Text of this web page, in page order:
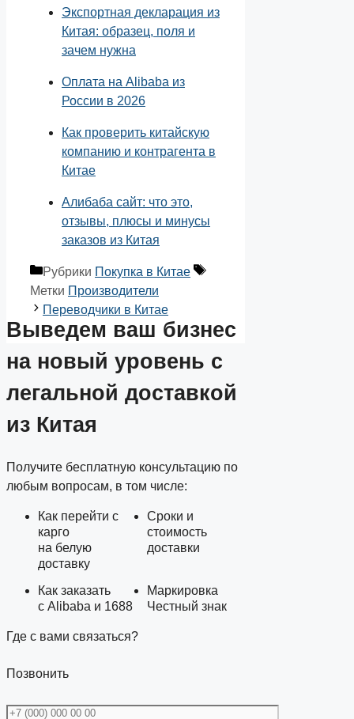
Экспортная декларация из
Китая: образец, поля и
зачем нужна
Оплата на Alibaba из
России в 2026
Как проверить китайскую
компанию и контрагента в
Китае
Алибаба сайт: что это,
отзывы, плюсы и минусы
заказов из Китая
Рубрики Покупка в Китае
Метки Производители
Переводчики в Китае
Выведем ваш бизнес
на новый уровень с
легальной доставкой
из Китая
Получите бесплатную консультацию по
любым вопросам, в том числе:
Как перейти с
карго
на белую
доставку
Сроки и
стоимость
доставки
Как заказать
с Alibaba и 1688
Маркировка
Честный знак
Где с вами связаться?
Позвонить